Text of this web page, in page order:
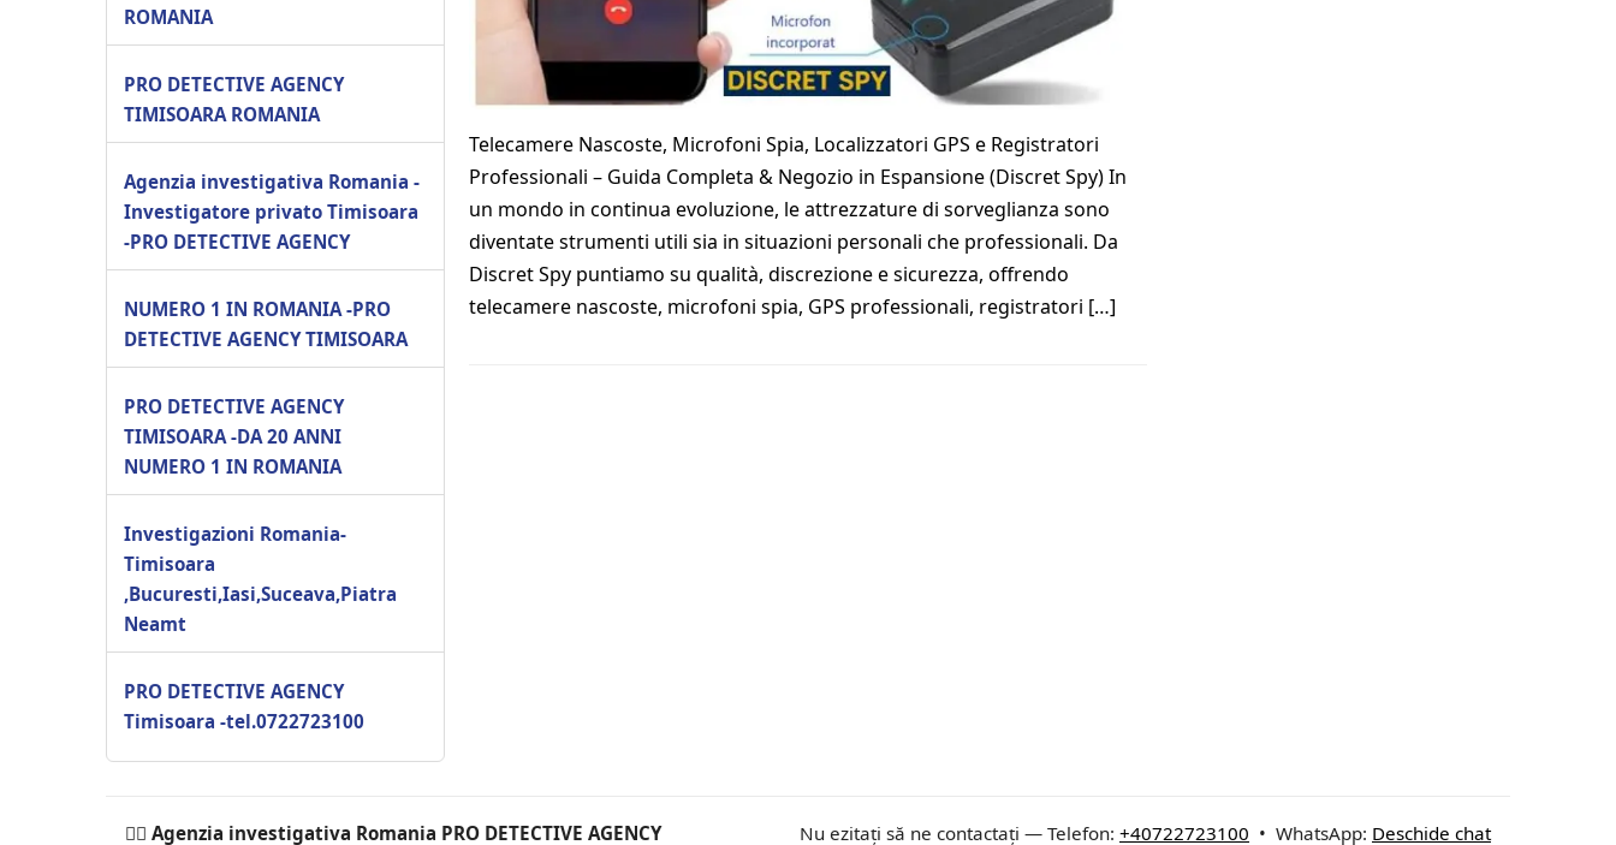
ROMANIA
PRO DETECTIVE AGENCY
TIMISOARA ROMANIA
Agenzia investigativa Romania -
Investigatore privato Timisoara
-PRO DETECTIVE AGENCY
NUMERO 1 IN ROMANIA -PRO
DETECTIVE AGENCY TIMISOARA
PRO DETECTIVE AGENCY
TIMISOARA -DA 20 ANNI
NUMERO 1 IN ROMANIA
Investigazioni Romania-
Timisoara
,Bucuresti,Iasi,Suceava,Piatra
Neamt
PRO DETECTIVE AGENCY
Timisoara -tel.0722723100
Telecamere Nascoste, Microfoni Spia, Localizzatori GPS e Registratori
Professionali – Guida Completa & Negozio in Espansione (Discret Spy) In
un mondo in continua evoluzione, le attrezzature di sorveglianza sono
diventate strumenti utili sia in situazioni personali che professionali. Da
Discret Spy puntiamo su qualità, discrezione e sicurezza, offrendo
telecamere nascoste, microfoni spia, GPS professionali, registratori […]
🕵️‍♂ Agenzia investigativa Romania PRO DETECTIVE AGENCY Nu ezitați să ne contactați — Telefon: +40722723100 • WhatsApp: Deschide chat